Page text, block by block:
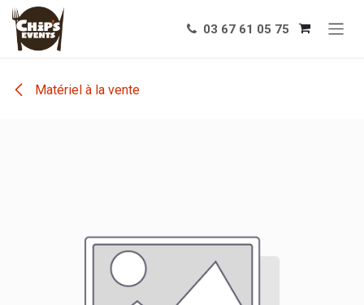
Se rendre au contenu
03 67 61 05 75
Matériel à la vente